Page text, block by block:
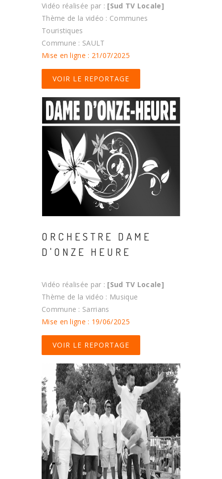
Vidéo réalisée par : [Sud TV Locale]
Thème de la vidéo : Communes
Touristiques
Commune : SAULT
Mise en ligne : 21/07/2025
VOIR LE REPORTAGE
ORCHESTRE DAME
D'ONZE HEURE
Vidéo réalisée par : [Sud TV Locale]
Thème de la vidéo : Musique
Commune : Sarrians
Mise en ligne : 19/06/2025
VOIR LE REPORTAGE